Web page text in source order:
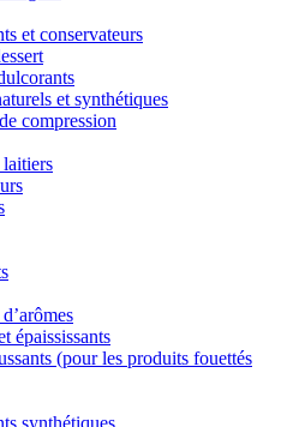
et conservateurs
et synthétiques
compression
épaississants
(pour les produits fouettés
synthétiques